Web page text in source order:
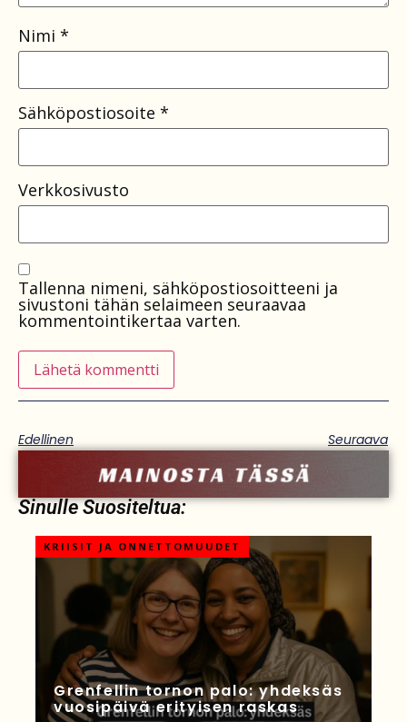
Nimi *
Sähköpostiosoite *
Verkkosivusto
Tallenna nimeni, sähköpostiosoitteeni ja
sivustoni tähän selaimeen seuraavaa
kommentointikertaa varten.
Edellinen Seuraava
Sinulle Suositeltua:
KRIISIT JA ONNETTOMUUDET
Grenfellin tornon palo: yhdeksäs
vuosipäivä erityisen raskas